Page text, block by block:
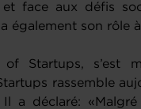
face aux défis
également son rôle
Startups, s’est
rassemble
a déclaré: